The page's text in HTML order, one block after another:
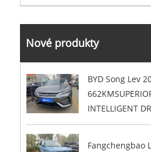
Nové produkty
BYD Song Lev
INTELLIGENT
Fangchengbao